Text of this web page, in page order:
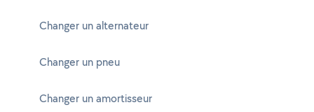
Changer un alternateur
Changer un pneu
Changer un amortisseur